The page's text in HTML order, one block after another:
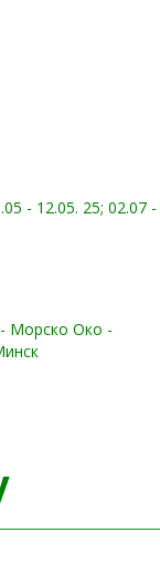
- 12.05. 25; 02.07 -
Морско Око -